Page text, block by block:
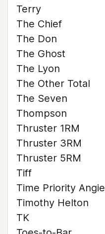
Terry
The Chief
The Don
The Ghost
The Lyon
The Other Total
The Seven
Thompson
Thruster 1RM
Thruster 3RM
Thruster 5RM
Tiff
Time Priority Angie
Timothy Helton
TK